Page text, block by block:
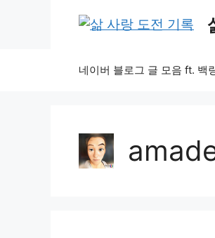
네이버 블로그 글 모음 ft. 백